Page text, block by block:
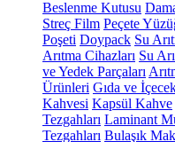
Beslenme Kutusu
Streç Film Peçete
Poşeti Doypack Su
Arıtma Cihazları Su
ve Yedek Parçaları
Ürünleri Gıda ve
Kahvesi Kapsül Kahve
Tezgahları Laminant
Tezgahları Bulaşık